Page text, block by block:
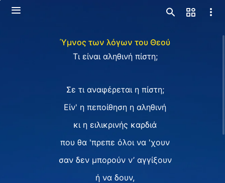
Ύμνος των λόγων του Θεού
Τι είναι αληθινή πίστη;
Σε τι αναφέρεται η πίστη;
Είν' η πεποίθηση η αληθινή
κι η ειλικρινής καρδιά
που θα 'πρεπε όλοι να 'χουν
σαν δεν μπορούν ν’ αγγίξουν
ή να δουν,